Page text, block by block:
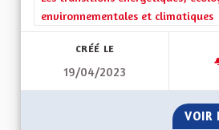
environnementales et climatiques
CRÉÉ LE
19/04/2023
VOIR